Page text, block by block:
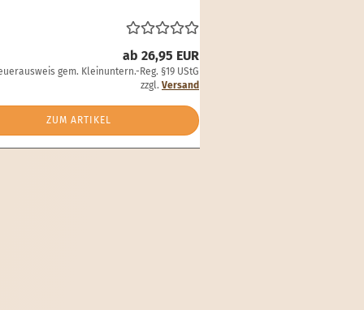
ab 26,95 EUR
gem. Kleinuntern.-Reg. §19 UStG
zzgl. Versand
ZUM ARTIKEL